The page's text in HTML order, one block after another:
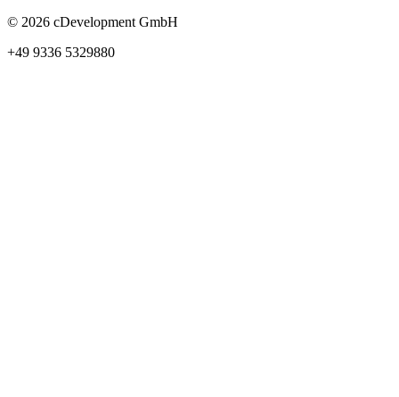
© 2026 cDevelopment GmbH
+49 9336 5329880